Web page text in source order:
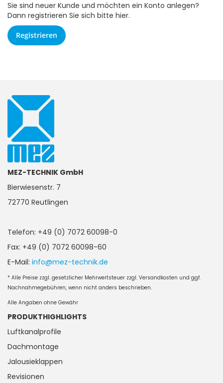
Sie sind neuer Kunde und möchten ein Konto anlegen?
Dann registrieren Sie sich bitte hier.
Registrieren
MEZ-TECHNIK GmbH
Bierwiesenstr. 7
72770 Reutlingen
Telefon: +49 (0) 7072 60098-0
Fax: +49 (0) 7072 60098-60
E-Mail: info@mez-technik.de
* Alle Preise zzgl. gesetzlicher Mehrwertsteuer zzgl. Versandkosten und ggf.
Nachnahmegebühren, wenn nicht anders beschrieben.
Alle Angaben ohne Gewähr
PRODUKTHIGHLIGHTS
Luftkanalprofile
Dachmontage
Jalousieklappen
Revisionen